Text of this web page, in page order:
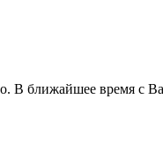
В ближайшее время с